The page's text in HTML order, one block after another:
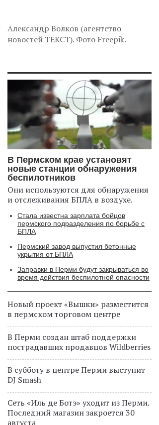
Александр Волков (агентство
новостей ТЕКСТ). Фото Freepik.
В Пермском крае установят
новые станции обнаружения
беспилотников
Они используются для обнаружения
и отслеживания БПЛА в воздухе.
Стала известна зарплата бойцов
пермского подразделения по борьбе с
БПЛА
Пермский завод выпустил бетонные
укрытия от БПЛА
Заправки в Перми будут закрываться во
время действия беспилотной опасности
Новый проект «Вышки» разместится
в пермском торговом центре
В Перми создан штаб поддержки
пострадавших продавцов Wildberries
В субботу в центре Перми выступит
DJ Smash
Сеть «Иль де Ботэ» уходит из Перми.
Последний магазин закроется 30
августа